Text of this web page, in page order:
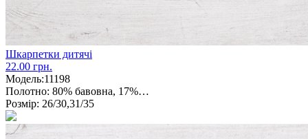
Шкарпетки дитячі
22.00 грн.
Модель:11198
Полотно: 80% бавовна, 17%…
Розмір: 26/30,31/35